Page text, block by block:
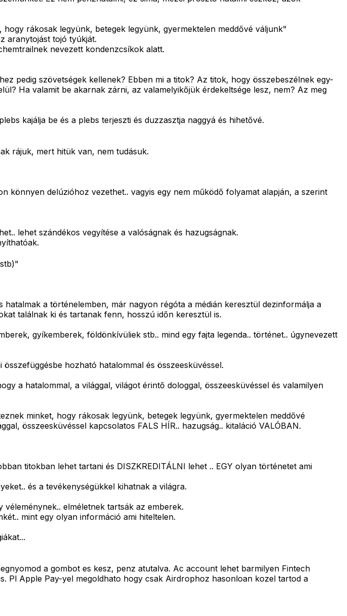
rákosak legyünk, betegek legyünk, gyermektelen meddővé váljunk"
aranytojást tojó tyúkját.
nevezett kondenzcsíkok alatt.
pedig szövetségek kellenek? Ebben mi a titok? Az titok, hogy összebeszélnek egy-
Ha valamit be akarnak zárni, az valamelyikőjük érdekeltsége lesz, nem? Az meg
kajálja be és a plebs terjeszti és duzzasztja naggyá és hihetővé.
rájuk, mert hitük van, nem tudásuk.
könnyen delúzióhoz vezethet.. vagyis egy nem működő folyamat alapján, a szerint
lehet szándékos vegyítése a valóságnak és hazugságnak.
a történelemben, már nagyon régóta a médián keresztül dezinformálja a
találnak ki és tartanak fenn, hosszú időn keresztül is.
gyíkemberek, földönkívüliek stb.. mind egy fajta legenda.. történet.. úgynevezett
hozható hatalommal és összeesküvéssel.
a hatalommal, a világgal, világot érintő dologgal, összeesküvéssel és valamilyen
minket, hogy rákosak legyünk, betegek legyünk, gyermektelen meddővé
összeesküvéssel kapcsolatos FALS HÍR.. hazugság.. kitaláció VALÓBAN.
titokban lehet tartani és DISZKREDITÁLNI lehet .. EGY olyan történetet ami
és a tevékenységükkel kihatnak a világra.
elméletnek tartsák az emberek.
mint egy olyan információ ami hiteltelen.
a gombot es kesz, penz atutalva. Ac account lehet barmilyen Fintech
Pl Apple Pay-yel megoldhato hogy csak Airdrophoz hasonloan kozel tartod a